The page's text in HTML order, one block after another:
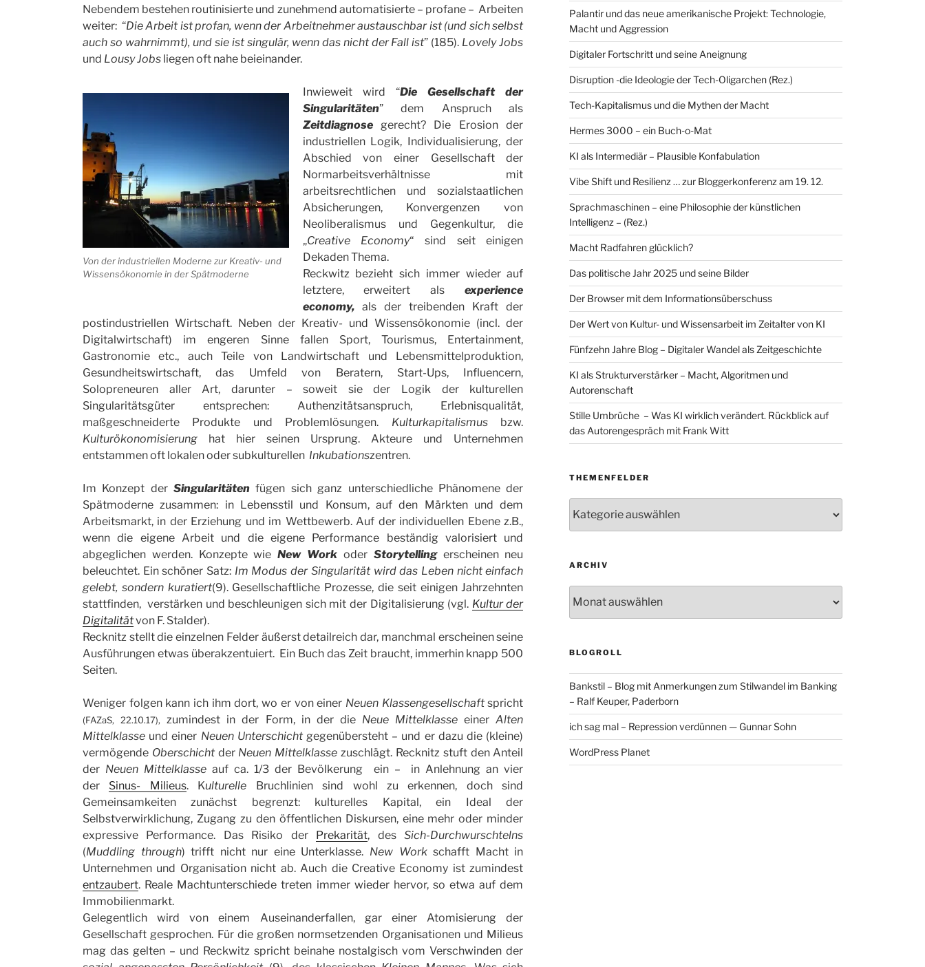
Nebendem bestehen routinisierte und zunehmend automatisierte – profane – Arbeiten
weiter: “Die Arbeit ist profan, wenn der Arbeitnehmer austauschbar ist (und sich selbst
auch so wahrnimmt), und sie ist singulär, wenn das nicht der Fall ist” (185). Lovely Jobs
und Lousy Jobs liegen oft nahe beieinander.
Von der industriellen Moderne zur Kreativ- und
Wissensökonomie in der Spätmoderne
Inwieweit wird “Die Gesellschaft der
Singularitäten” dem Anspruch als
Zeitdiagnose gerecht? Die Erosion der
industriellen Logik, Individualisierung, der
Abschied von einer Gesellschaft der
Normarbeitsverhältnisse mit
arbeitsrechtlichen und sozialstaatlichen
Absicherungen, Konvergenzen von
Neoliberalismus und Gegenkultur, die
„Creative Economy“ sind seit einigen
Dekaden Thema.
Reckwitz bezieht sich immer wieder auf
letztere,
erweitert alsexperience
economy,als der treibenden Kraft der
postindustriellen Wirtschaft. Neben der Kreativ- und Wissensökonomie (incl. der
Digitalwirtschaft) im engeren Sinne fallen Sport, Tourismus, Entertainment,
Gastronomie etc., auch Teile von Landwirtschaft und Lebensmittelproduktion,
Gesundheitswirtschaft, das Umfeld von Beratern, Start-Ups, Influencern,
Solopreneuren aller Art, darunter – soweit sie der Logik der kulturellen
Singularitätsgüter entsprechen: Authenzitätsanspruch, Erlebnisqualität,
maßgeschneiderte Produkte und Problemlösungen. Kulturkapitalismusbzw.
Kulturökonomisierung hat hier seinen Ursprung. Akteure und Unternehmen
entstammen oft lokalen oder subkulturellen Inkubationszentren.
Im Konzept derSingularitäten fügen sich ganz unterschiedliche Phänomene der
Spätmoderne zusammen: in Lebensstil und Konsum, auf den Märkten und dem
Arbeitsmarkt, in der Erziehung und im Wettbewerb. Auf der individuellen Ebene z.B.,
wenn die eigene Arbeit und die eigene Performance beständig valorisiert und
abgeglichen werden. Konzepte wieNew Work oder Storytellingerscheinen neu
beleuchtet. Ein schöner Satz: Im Modus der Singularität wird das Leben nicht einfach
gelebt, sondern kuratiert(9). Gesellschaftliche Prozesse, die seit einigen Jahrzehnten
stattfinden, verstärken und beschleunigen sich mit der Digitalisierung (vgl. Kultur der
Digitalitätvon F. Stalder).
Recknitz stellt die einzelnen Felder äußerst detailreich dar, manchmal erscheinen seine
Ausführungen etwas überakzentuiert. Ein Buch das Zeit braucht, immerhin knapp 500
Seiten.
Weniger folgen kann ich ihm dort, wo er von einer Neuen Klassengesellschaftspricht
(FAZaS, 22.10.17), zumindest in der Form, in der die Neue Mittelklasse einerAlten
Mittelklasse und einer Neuen Unterschichtgegenübersteht – und er dazu die (kleine)
vermögende Oberschichtder Neuen Mittelklasse zuschlägt. Recknitz stuft den Anteil
der Neuen Mittelklasse auf ca. 1/3 der Bevölkerung ein – in Anlehnung an vier
der Sinus- Milieus. Kulturelle Bruchlinien sind wohl zu erkennen, doch sind
Gemeinsamkeiten zunächst
begrenzt: kulturelles Kapital, ein Ideal der
Selbstverwirklichung, Zugang zu den öffentlichen Diskursen, eine mehr oder minder
expressive Performance. Das Risiko der Prekarität, desSich-Durchwurschtelns
(Muddling through) trifft nicht nur eine Unterklasse. New Workschafft Macht in
Unternehmen und Organisation nicht ab. Auch die Creative Economy ist zumindest
entzaubert. Reale Machtunterschiede treten immer wieder hervor, so etwa auf dem
Immobilienmarkt.
Gelegentlich wird von einem Auseinanderfallen, gar einer Atomisierung der
Gesellschaft gesprochen. Für die großen normsetzenden Organisationen und Milieus
mag das gelten – und Reckwitz spricht beinahe nostalgisch vom Verschwinden der
Palantir und das neue amerikanische Projekt: Technologie,
Macht und Aggression
Digitaler Fortschritt und seine Aneignung
Disruption -die Ideologie der Tech-Oligarchen (Rez.)
Tech-Kapitalismus und die Mythen der Macht
Hermes 3000 – ein Buch-o-Mat
KI als Intermediär – Plausible Konfabulation
Vibe Shift und Resilienz … zur Bloggerkonferenz am 19. 12.
Sprachmaschinen – eine Philosophie der künstlichen
Intelligenz – (Rez.)
Macht Radfahren glücklich?
Das politische Jahr 2025 und seine Bilder
Der Browser mit dem Informationsüberschuss
Der Wert von Kultur- und Wissensarbeit im Zeitalter von KI
Fünfzehn Jahre Blog – Digitaler Wandel als Zeitgeschichte
KI als Strukturverstärker – Macht, Algoritmen und
Autorenschaft
Stille Umbrüche – Was KI wirklich verändert. Rückblick auf
das Autorengespräch mit Frank Witt
THEMENFELDER
ARCHIV
BLOGROLL
Bankstil – Blog mit Anmerkungen zum Stilwandel im Banking
– Ralf Keuper, Paderborn
ich sag mal – Repression verdünnen — Gunnar Sohn
WordPress Planet